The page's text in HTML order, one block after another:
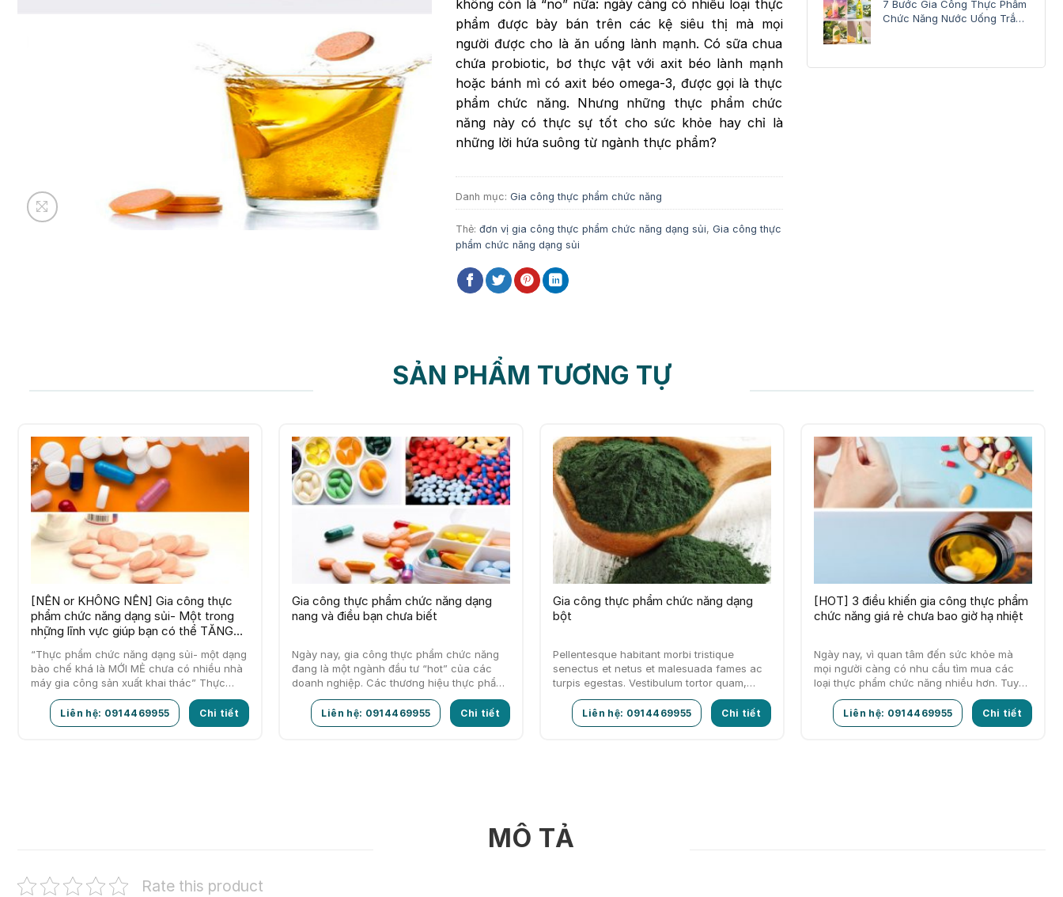
không còn là “no” nữa: ngày càng có nhiều loại thực
phẩm được bày bán trên các kệ siêu thị mà mọi
người được cho là ăn uống lành mạnh. Có sữa chua
chứa probiotic, bơ thực vật với axit béo lành mạnh
hoặc bánh mì có axit béo omega-3, được gọi là thực
phẩm chức năng. Nhưng những thực phẩm chức
năng này có thực sự tốt cho sức khỏe hay chỉ là
những lời hứa suông từ ngành thực phẩm?
Danh mục:Gia công thực phẩm chức năng
Thẻ:đơn vị gia công thực phẩm chức năng dạng sủi,Gia công thực
phẩm chức năng dạng sủi
7 Bước Gia Công Thực Phẩm
Chức Năng Nước Uống Trắng
MÔ TẢ
Rate this product
SẢN PHẨM TƯƠNG TỰ
[NÊN or KHÔNG NÊN] Gia công thực
phẩm chức năng dạng sủi- Một trong
những lĩnh vực giúp bạn có thể TĂNG
TỐC thành công
“Thực phẩm chức năng dạng sủi- một dạng
bào chế khá là MỚI MẺ chưa có nhiều nhà
máy gia công sản xuất khai thác” Thực
phẩm bải…
Liên hệ: 0914469955 Chi tiết
Gia công thực phẩm chức năng dạng
nang và điều bạn chưa biết
Ngày nay, gia công thực phẩm chức năng
đang là một ngành đầu tư “hot” của các
doanh nghiệp. Các thương hiệu thực phẩm
chức năng ngày càng…
Liên hệ: 0914469955 Chi tiết
Gia công thực phẩm chức năng dạng
bột
Pellentesque habitant morbi tristique
senectus et netus et malesuada fames ac
turpis egestas. Vestibulum tortor quam,
feugiat vitae, ultricies eget, tempor sit amet,
ante.
Liên hệ: 0914469955 Chi tiết
[HOT] 3 điều khiến gia công thực phẩm
chức năng giá rẻ chưa bao giờ hạ nhiệt
Ngày nay, vì quan tâm đến sức khỏe mà
mọi người càng có nhu cầu tìm mua các
loại thực phẩm chức năng nhiều hơn. Tuy
nhiên, đó…
Liên hệ: 0914469955 Chi tiết